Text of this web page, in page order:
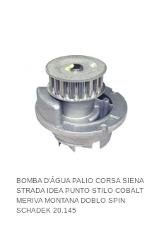
BOMBA D'ÁGUA PALIO CORSA SIENA
STRADA IDEA PUNTO STILO COBALT
MERIVA MONTANA DOBLO SPIN
SCHADEK 20.145